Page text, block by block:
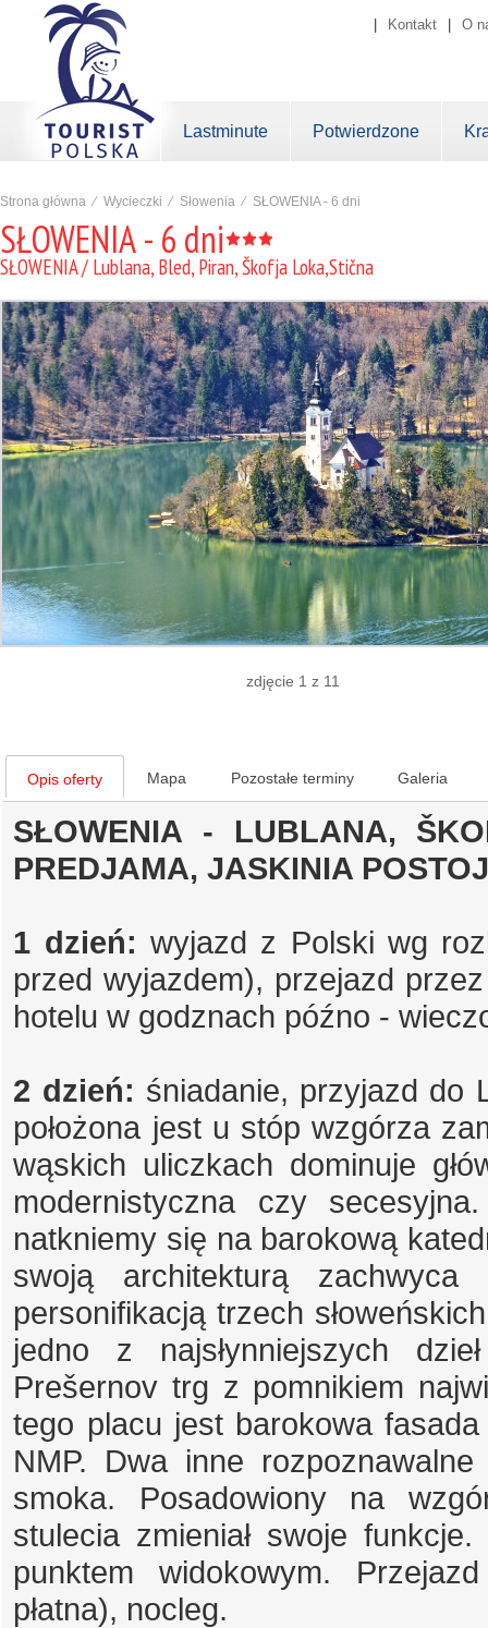
Kontakt O
Lastminute Potwierdzone
Strona główna ⁄ Wycieczki ⁄ Słowenia ⁄ SŁOWENIA - 6 dni
SŁOWENIA - 6 dni
SŁOWENIA / Lublana, Bled, Piran, Škofja Loka,Stična
zdjęcie 1 z 11
Opis oferty Mapa Pozostałe terminy Galeria
SŁOWENIA - LUBLANA,
PREDJAMA, JASKINIA
1 dzień: wyjazd z Polski wg
przed wyjazdem), przejazd
hotelu w godznach późno -
2 dzień: śniadanie, przyjazd do
położona jest u stóp wzgórza
wąskich uliczkach dominuje
modernistyczna czy
natkniemy się na barokową
swoją architekturą
personifikacją trzech
jedno z najsłynniejszych
Prešernov trg z pomnikiem
tego placu jest barokowa
NMP. Dwa inne
smoka. Posadowiony na
stulecia zmieniał swoje
punktem widokowym.
płatna), nocleg.